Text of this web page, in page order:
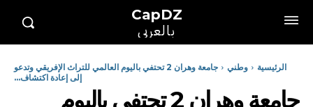
CapDZ
بالعربي
الرئيسية وطني
جامعة وهران 2 تحتفي باليوم العالمي للتراث الإفريقي وتدعو
إلى إعادة اكتشاف...
جامعة وهران 2 تحتفي باليوم